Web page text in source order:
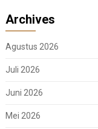
Archives
Agustus 2026
Juli 2026
Juni 2026
Mei 2026